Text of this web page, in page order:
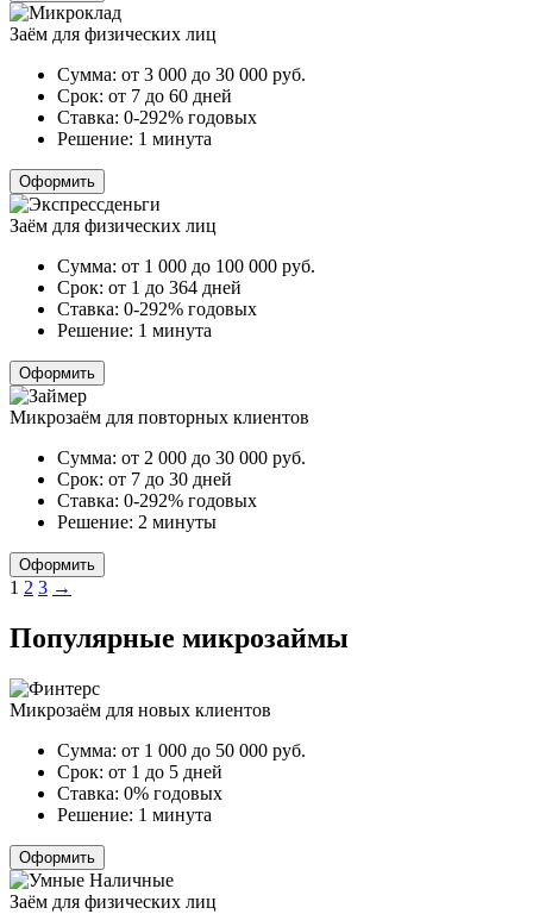
Заём для физических лиц
Сумма: от 3 000 до 30 000 руб.
Срок: от 7 до 60 дней
Ставка: 0-292% годовых
Решение: 1 минута
Оформить
Заём для физических лиц
Сумма: от 1 000 до 100 000 руб.
Срок: от 1 до 364 дней
Ставка: 0-292% годовых
Решение: 1 минута
Оформить
Микрозаём для повторных клиентов
Сумма: от 2 000 до 30 000 руб.
Срок: от 7 до 30 дней
Ставка: 0-292% годовых
Решение: 2 минуты
Оформить
Пагинация
1 2 3 →
Популярные микрозаймы
Микрозаём для новых клиентов
Сумма: от 1 000 до 50 000 руб.
Срок: от 1 до 5 дней
Ставка: 0% годовых
Решение: 1 минута
Оформить
Заём для физических лиц